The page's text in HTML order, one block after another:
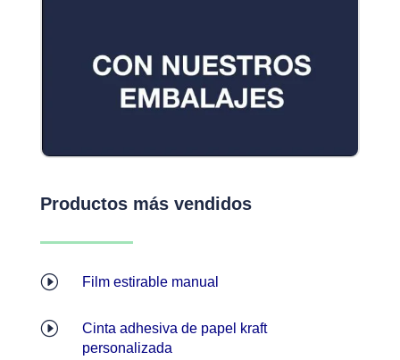
Productos más vendidos
I Film estirable manual
I
Cinta adhesiva de papel kraft
personalizada